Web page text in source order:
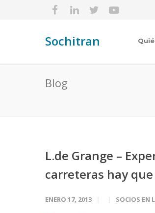
Sochitran
Blog
L.de Grange –
carreteras hay
ENERO 17, 2013 SOCIOS EN